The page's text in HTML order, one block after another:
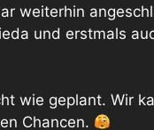
weiterhin
und erstmals
wie geplant. Wir
Chancen.